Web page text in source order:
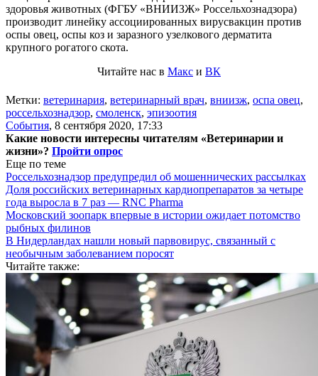
здоровья животных (ФГБУ «ВНИИЗЖ» Россельхознадзора)
производит линейку ассоциированных вирусвакцин против
оспы овец, оспы коз и заразного узелкового дерматита
крупного рогатого скота.
Читайте нас в Макс и ВК
Метки: ветеринария, ветеринарный врач, вниизж, оспа овец,
россельхознадзор, смоленск, эпизоотия
События, 8 сентября 2020, 17:33
Какие новости интересны читателям «Ветеринарии и
жизни»? Пройти опрос
Еще по теме
Россельхознадзор предупредил об мошеннических рассылках
Доля российских ветеринарных кардиопрепаратов за четыре
года выросла в 7 раз — RNC Pharma
Московский зоопарк впервые в истории ожидает потомство
рыбных филинов
В Нидерландах нашли новый парвовирус, связанный с
необычным заболеванием поросят
Читайте также: